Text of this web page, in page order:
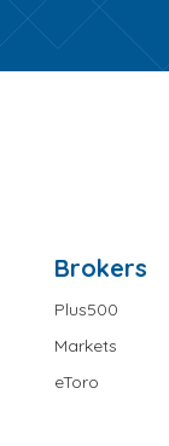
Brokers
Plus500
Markets
eToro